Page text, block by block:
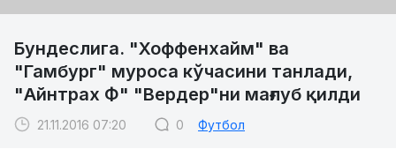
Бундеслига. "Хоффенхайм" ва
"Гамбург" муроса кўчасини танлади,
"Айнтрах Ф" "Вердер"ни мағлуб қилди
21.11.2016 07:20 0 Футбол